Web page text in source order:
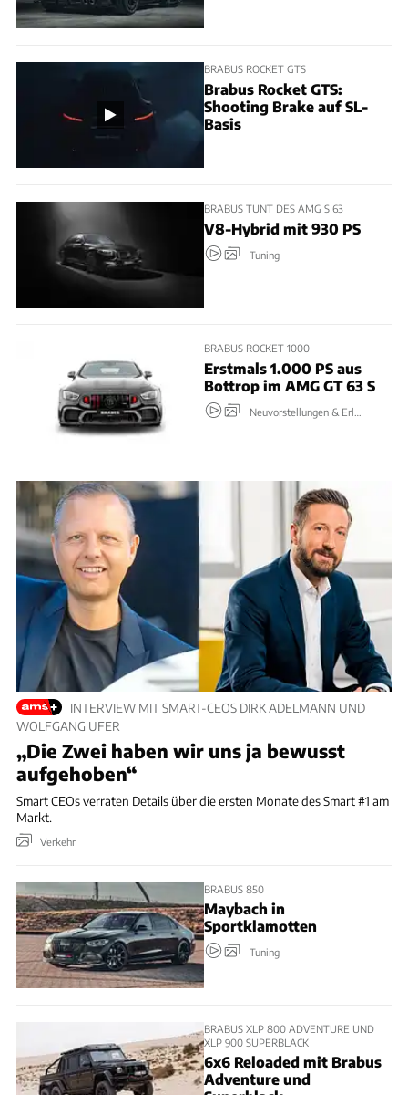
BRABUS ROCKET GTS
Brabus Rocket GTS:
Shooting Brake auf SL-
Basis
BRABUS TUNT DES AMG S 63
V8-Hybrid mit 930 PS
Tuning
BRABUS ROCKET 1000
Erstmals 1.000 PS aus
Bottrop im AMG GT 63 S
Neuvorstellungen & Erlkönige
INTERVIEW MIT SMART-CEOS DIRK ADELMANN UND
WOLFGANG UFER
„Die Zwei haben wir uns ja bewusst
aufgehoben“
Smart CEOs verraten Details über die ersten Monate des Smart #1 am
Markt.
Verkehr
BRABUS 850
Maybach in
Sportklamotten
Tuning
BRABUS XLP 800 ADVENTURE UND
XLP 900 SUPERBLACK
6x6 Reloaded mit Brabus
Adventure und